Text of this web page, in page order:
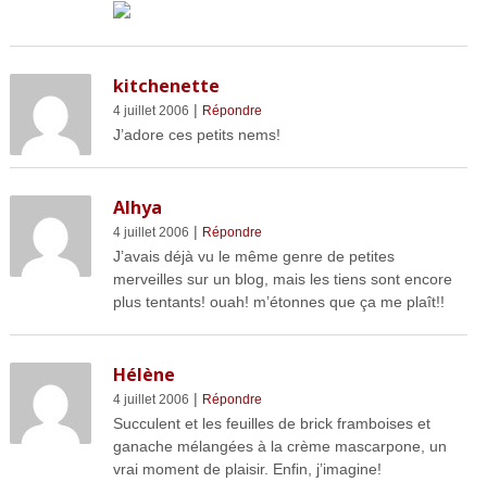
kitchenette
4 juillet 2006 | Répondre
J’adore ces petits nems!
Alhya
4 juillet 2006 | Répondre
J’avais déjà vu le même genre de petites
merveilles sur un blog, mais les tiens sont encore
plus tentants! ouah! m’étonnes que ça me plaît!!
Hélène
4 juillet 2006 | Répondre
Succulent et les feuilles de brick framboises et
ganache mélangées à la crème mascarpone, un
vrai moment de plaisir. Enfin, j’imagine!